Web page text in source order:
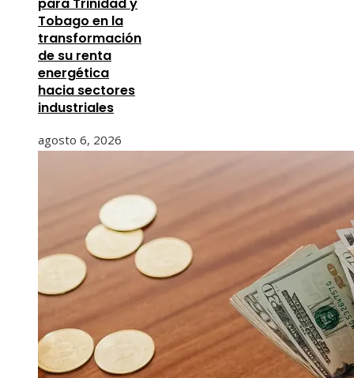
para Trinidad y
Tobago en la
transformación
de su renta
energética
hacia sectores
industriales
agosto 6, 2026